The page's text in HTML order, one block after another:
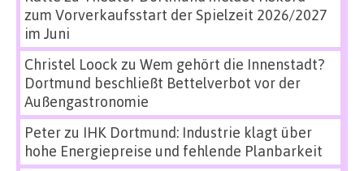
zum Vorverkaufsstart der Spielzeit 2026/2027
im Juni
Christel Loock zu Wem gehört die Innenstadt?
Dortmund beschließt Bettelverbot vor der
Außengastronomie
Peterzu IHK Dortmund: Industrie klagt über
hohe Energiepreise und fehlende Planbarkeit